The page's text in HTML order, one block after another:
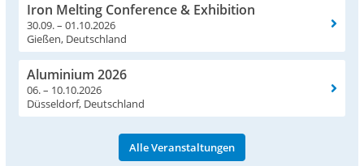
Iron Melting Conference & Exhibition
30.09. – 01.10.2026
Gießen, Deutschland
Aluminium 2026
06. – 10.10.2026
Düsseldorf, Deutschland
Alle Veranstaltungen